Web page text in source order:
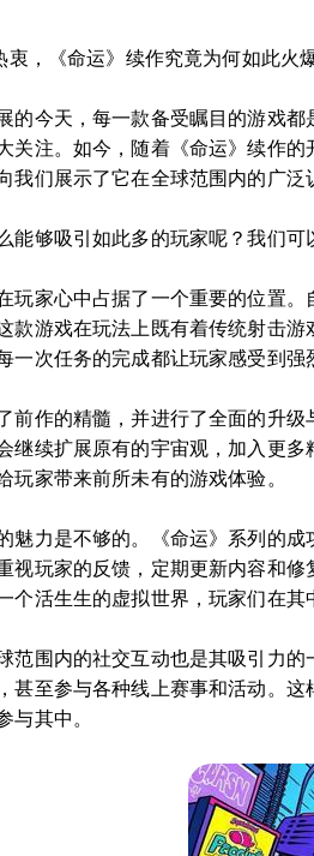
，《命运》续作究竟为何如此火
的今天，每一款备受瞩目的游戏
关注。如今，随着《命运》续作
我们展示了它在全球范围内的广泛
能够吸引如此多的玩家呢？我们可
玩家心中占据了一个重要的位置
款游戏在玩法上既有着传统射击
一次任务的完成都让玩家感受到强
前作的精髓，并进行了全面的升
继续扩展原有的宇宙观，加入更
玩家带来前所未有的游戏体验。
魅力是不够的。《命运》系列的
视玩家的反馈，定期更新内容和
个活生生的虚拟世界，玩家们在
范围内的社交互动也是其吸引力
甚至参与各种线上赛事和活动。
与其中。